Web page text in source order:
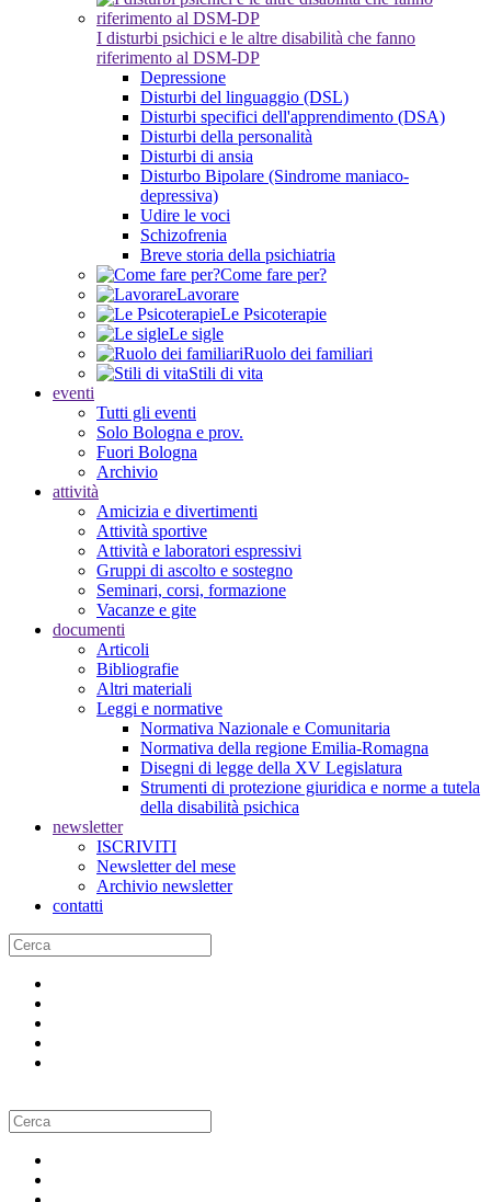
I disturbi psichici e le altre disabilità che fanno
riferimento al DSM-DP
Depressione
Disturbi del linguaggio (DSL)
Disturbi specifici dell'apprendimento (DSA)
Disturbi della personalità
Disturbi di ansia
Disturbo Bipolare (Sindrome maniaco-
depressiva)
Udire le voci
Schizofrenia
Breve storia della psichiatria
Come fare per?
Lavorare
Le Psicoterapie
Le sigle
Ruolo dei familiari
Stili di vita
eventi
Tutti gli eventi
Solo Bologna e prov.
Fuori Bologna
Archivio
attività
Amicizia e divertimenti
Attività sportive
Attività e laboratori espressivi
Gruppi di ascolto e sostegno
Seminari, corsi, formazione
Vacanze e gite
documenti
Articoli
Bibliografie
Altri materiali
Leggi e normative
Normativa Nazionale e Comunitaria
Normativa della regione Emilia-Romagna
Disegni di legge della XV Legislatura
Strumenti di protezione giuridica e norme a tutela
della disabilità psichica
newsletter
ISCRIVITI
Newsletter del mese
Archivio newsletter
contatti